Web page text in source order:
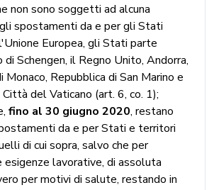
non sono soggetti ad alcuna
spostamenti da e per gli Stati
Europea, gli Stati parte
Schengen, il Regno Unito, Andorra,
Monaco, Repubblica di San Marino e
del Vaticano (art. 6, co. 1);
fino al 30 giugno 2020, restano
da e per Stati e territori
di cui sopra, salvo che per
esigenze lavorative, di assoluta
per motivi di salute, restando in